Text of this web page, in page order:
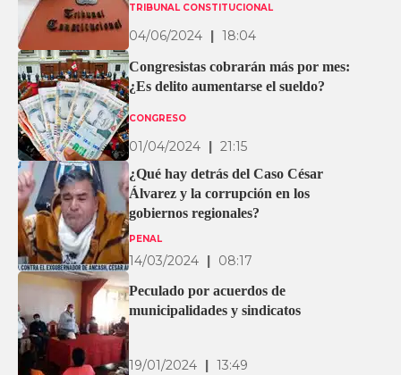
TRIBUNAL CONSTITUCIONAL
04/06/2024 | 18:04
Congresistas cobrarán más por mes:
¿Es delito aumentarse el sueldo?
CONGRESO
01/04/2024 | 21:15
¿Qué hay detrás del Caso César
Álvarez y la corrupción en los
gobiernos regionales?
PENAL
14/03/2024 | 08:17
Peculado por acuerdos de
municipalidades y sindicatos
19/01/2024 13:49